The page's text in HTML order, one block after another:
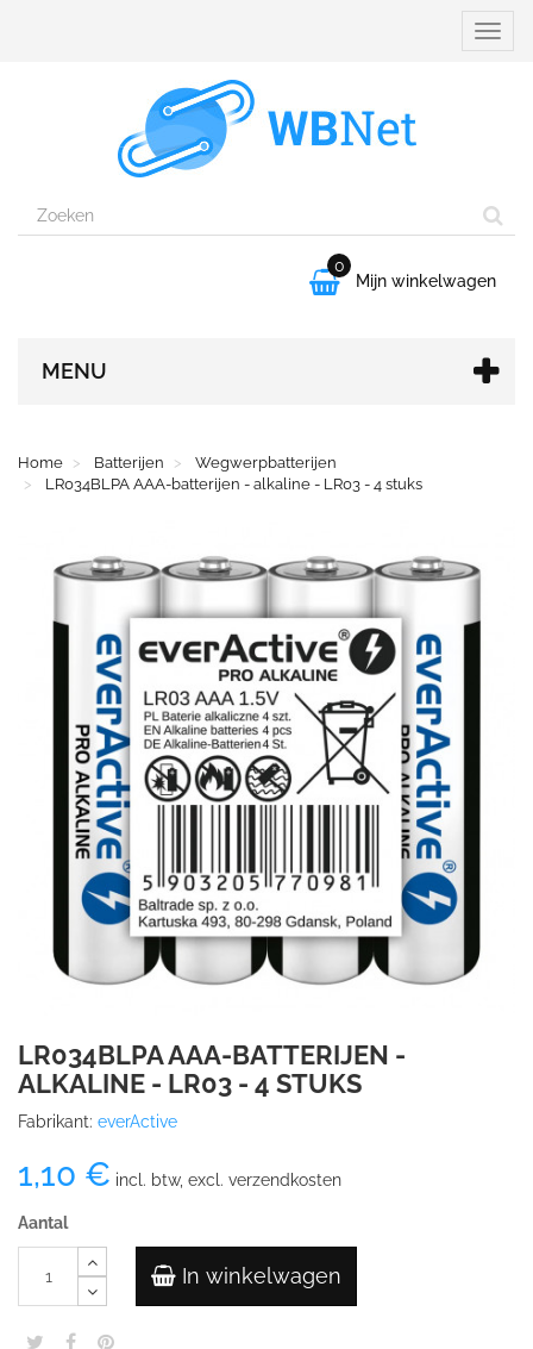

0
Mijn winkelwagen
MENU
Home Batterijen
Wegwerpbatterijen
LR034BLPA AAA-batterijen - alkaline - LR03 - 4 stuks
LR034BLPA AAA-BATTERIJEN -
ALKALINE - LR03 - 4 STUKS
Fabrikant: everActive
1,10 € incl. btw, excl. verzendkosten
Aantal
In winkelwagen